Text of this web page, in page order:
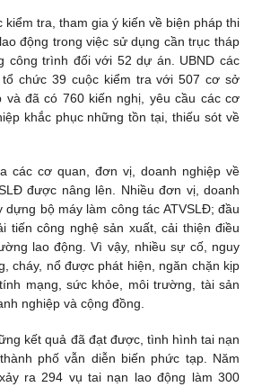
tra, tham gia ý kiến về biện pháp thi
động trong việc sử dụng cần trục tháp
công trình đối với 52 dự án. UBND các
chức 39 cuộc kiểm tra với 507 cơ sở
và đã có 760 kiến nghị, yêu cầu các cơ
khắc phục những tồn tại, thiếu sót về
các cơ quan, đơn vị, doanh nghiệp về
được nâng lên. Nhiều đơn vị, doanh
dựng bộ máy làm công tác ATVSLĐ; đầu
tiến công nghệ sản xuất, cải thiện điều
lao động. Vì vậy, nhiều sự cố, nguy
cháy, nổ được phát hiện, ngăn chặn kịp
mạng, sức khỏe, môi trường, tài sản
nghiệp và cộng đồng.
kết quả đã đạt được, tình hình tai nạn
phố vẫn diễn biến phức tạp. Năm
ra 294 vụ tai nạn lao động làm 300